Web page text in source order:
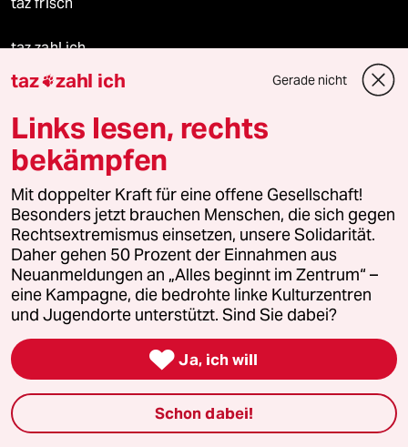
taz frisch
taz zahl ich
taz lab Infobrief
Veranstaltungen
Demnächst
Vor Ort
Live im Stream
Vergangene
taz lab 2027
taz zahl ich Gerade nicht
Links lesen, rechts
bekämpfen
Mit doppelter Kraft für eine offene Gesellschaft!
Besonders jetzt brauchen Menschen, die sich gegen
Rechtsextremismus einsetzen, unsere Solidarität.
Daher gehen 50 Prozent der Einnahmen aus
Neuanmeldungen an „Alles beginnt im Zentrum“ –
eine Kampagne, die bedrohte linke Kulturzentren
und Jugendorte unterstützt. Sind Sie dabei?
 Ja, ich will
Schon dabei!